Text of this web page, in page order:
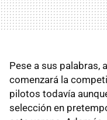
Pese a sus palabras,
comenzará la
pilotos todavía
selección en